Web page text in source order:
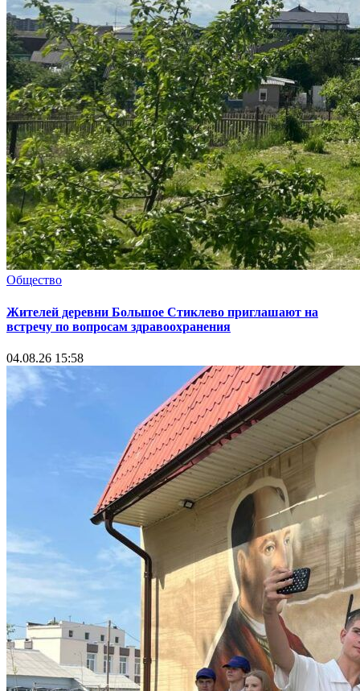
Общество
Жителей деревни Большое Стиклево приглашают на
встречу по вопросам здравоохранения
04.08.26 15:58